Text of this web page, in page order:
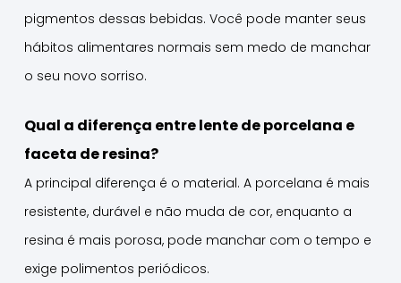
pigmentos dessas bebidas. Você pode manter seus
hábitos alimentares normais sem medo de manchar
o seu novo sorriso.
Qual a diferença entre lente de porcelana e
faceta de resina?
A principal diferença é o material. A porcelana é mais
resistente, durável e não muda de cor, enquanto a
resina é mais porosa, pode manchar com o tempo e
exige polimentos periódicos.